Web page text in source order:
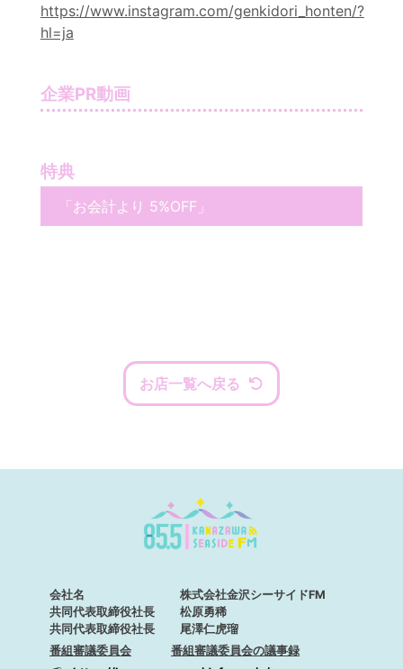
https://www.instagram.com/genkidori_honten/?
hl=ja
企業PR動画
特典
「お会計より 5%OFF」
お店一覧へ戻る
会社名
株式会社金沢シーサイドFM
共同代表取締役社長
松原勇稀
共同代表取締役社長
尾澤仁虎瑠
番組審議委員会
番組審議委員会の議事録